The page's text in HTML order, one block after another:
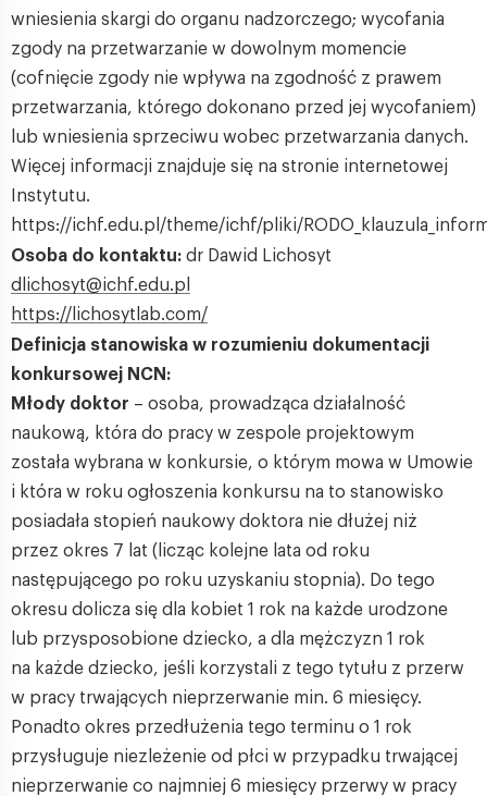
wniesienia skargi do organu nadzorczego; wycofania
zgody na przetwarzanie w dowolnym momencie
(cofnięcie zgody nie wpływa na zgodność z prawem
przetwarzania, którego dokonano przed jej wycofaniem)
lub wniesienia sprzeciwu wobec przetwarzania danych.
Więcej informacji znajduje się na stronie internetowej
Instytutu.
https://ichf.edu.pl/theme/ichf/pliki/
Osoba do kontaktu: dr Dawid Lichosyt
dlichosyt@ichf.edu.pl
https://lichosytlab.com/
Definicja stanowiska w rozumieniu dokumentacji
konkursowej NCN:
Młody doktor – osoba, prowadząca działalność
naukową, która do pracy w zespole projektowym
została wybrana w konkursie, o którym mowa w Umowie
i która w roku ogłoszenia konkursu na to stanowisko
posiadała stopień naukowy doktora nie dłużej niż
przez okres 7 lat (licząc kolejne lata od roku
następującego po roku uzyskaniu stopnia). Do tego
okresu dolicza się dla kobiet 1 rok na każde urodzone
lub przysposobione dziecko, a dla mężczyzn 1 rok
na każde dziecko, jeśli korzystali z tego tytułu z przerw
w pracy trwających nieprzerwanie min. 6 miesięcy.
Ponadto okres przedłużenia tego terminu o 1 rok
przysługuje niezleżenie od płci w przypadku trwającej
nieprzerwanie co najmniej 6 miesięcy przerwy w pracy